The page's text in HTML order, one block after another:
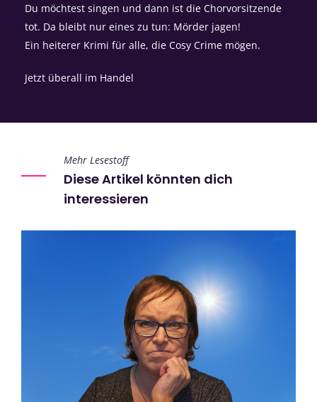
Du möchtest singen und dann ist die Chorvorsitzende
tot. Da bleibt nur eines zu tun: Mörder jagen!
Ein heiterer Krimi für alle, die Cosy Crime mögen.
Jetzt überall im Handel
Mehr Lesestoff
Diese Artikel könnten dich
interessieren